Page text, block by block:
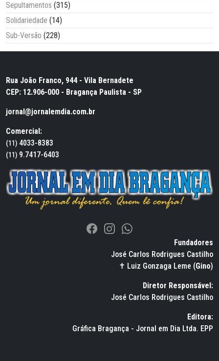
Sepultamentos (315)
Solidariedade (14)
Sub-Versão (228)
Rua João Franco, 944 - Vila Bernadete
CEP: 12.906-000 - Bragança Paulista - SP
jornal@jornalemdia.com.br
Comercial:
(11) 4033-8383
(11) 9.7417-6403
Fundadores
José Carlos Rodrigues Castilho
✝ Luiz Gonzaga Leme (Gino)
Diretor Responsável:
José Carlos Rodrigues Castilho
Editora:
Gráfica Bragança - Jornal em Dia Ltda. EPP